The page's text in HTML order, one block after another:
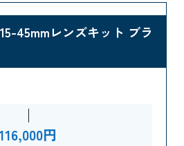
45mmレンズキット ブラ
円